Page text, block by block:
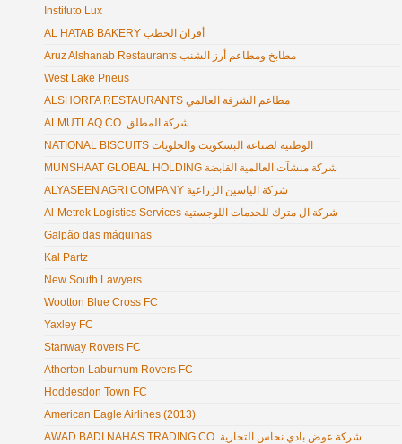
Instituto Lux
AL HATAB BAKERY أفران الحطب
Aruz Alshanab Restaurants مطابخ ومطاعم أرز الشنب
West Lake Pneus
ALSHORFA RESTAURANTS مطاعم الشرفة العالمي
ALMUTLAQ CO. شركة المطلق
NATIONAL BISCUITS الوطنية لصناعة البسكويت والحلويات
MUNSHAAT GLOBAL HOLDING شركة منشآت العالمية القابضة
ALYASEEN AGRI COMPANY شركة الياسين الزراعية
Al-Metrek Logistics Services شركة ال مترك للخدمات اللوجستية
Galpão das máquinas
Kal Partz
New South Lawyers
Wootton Blue Cross FC
Yaxley FC
Stanway Rovers FC
Atherton Laburnum Rovers FC
Hoddesdon Town FC
American Eagle Airlines (2013)
AWAD BADI NAHAS TRADING CO. شركة عوض بادي نحاس التجارية